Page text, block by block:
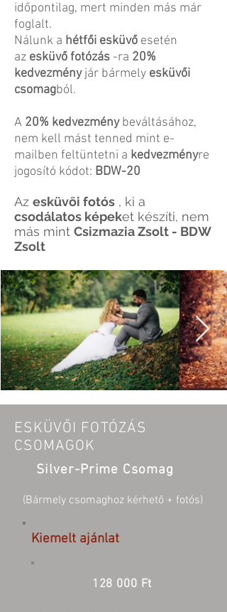
időpontilag, mert minden más már
foglalt.
Nálunk a hétfői esküvő esetén
az esküvő fotózás -ra 20%
kedvezményjár bármely esküvői
csomagból.
A 20% kedvezménybeváltásához,
nem kell mást tenned mint e-
mailben feltüntetni a kedvezményre
jogosító kódot: BDW-20
Az esküvői fotós , ki a
csodálatos képeket készíti, nem
más mint Csizmazia Zsolt - BDW
Zsolt
ESKÜVŐI FOTÓZÁS
CSOMAGOK
Silver-Prime Csomag
(Bármely csomaghoz kérhető + fotós)
Kiemelt ajánlat
128 000 Ft